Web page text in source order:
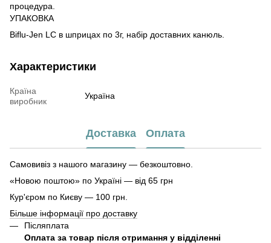
процедура.
УПАКОВКА
Biflu-Jen LC в шприцах по 3г, набір доставних канюль.
Характеристики
Країна
виробник
Україна
Доставка Оплата
Самовивіз з нашого магазину — безкоштовно.
«Новою поштою» по Україні — від 65 грн
Кур'єром по Києву — 100 грн.
Більше інформації про доставку
Післяплата
Оплата за товар після отримання у відділенні